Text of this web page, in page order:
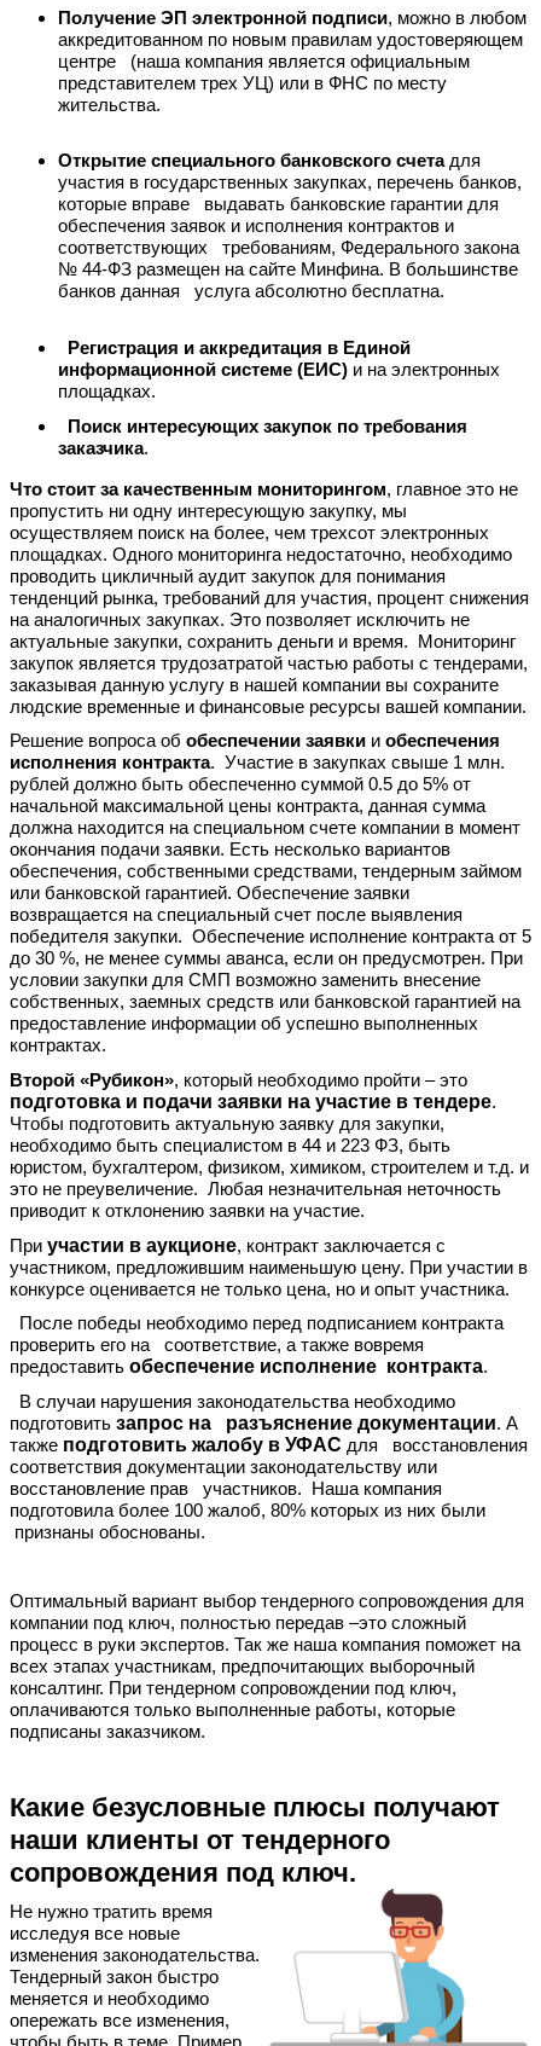
Получение ЭП электронной подписи, можно в любом
аккредитованном по новым правилам удостоверяющем
центре (наша компания является официальным
представителем трех УЦ) или в ФНС по месту
жительства.
Открытие специального банковского счетадля
участия в государственных закупках, перечень банков,
которые вправе выдавать банковские гарантии для
обеспечения заявок и исполнения контрактов и
соответствующих требованиям, Федерального закона
№ 44-ФЗ размещен на сайте Минфина. В большинстве
банков данная услуга абсолютно бесплатна.
Регистрация и аккредитация в Единой
информационной системе (ЕИС) и на электронных
площадках.
Поиск интересующих закупок по требования
заказчика.
Что стоит за качественным мониторингом, главное это не
пропустить ни одну интересующую закупку, мы
осуществляем поиск на более, чем трехсот электронных
площадках. Одного мониторинга недостаточно, необходимо
проводить цикличный аудит закупок для понимания
тенденций рынка, требований для участия, процент снижения
на аналогичных закупках. Это позволяет исключить не
актуальные закупки, сохранить деньги и время. Мониторинг
закупок является трудозатратой частью работы с тендерами,
заказывая данную услугу в нашей компании вы сохраните
людские временные и финансовые ресурсы вашей компании.
Решение вопроса об обеспечении заявки и обеспечения
исполнения контракта. Участие в закупках свыше 1 млн.
рублей должно быть обеспеченно суммой 0.5 до 5% от
начальной максимальной цены контракта, данная сумма
должна находится на специальном счете компании в момент
окончания подачи заявки. Есть несколько вариантов
обеспечения, собственными средствами, тендерным займом
или банковской гарантией. Обеспечение заявки
возвращается на специальный счет после выявления
победителя закупки. Обеспечение исполнение контракта от 5
до 30 %, не менее суммы аванса, если он предусмотрен. При
условии закупки для СМП возможно заменить внесение
собственных, заемных средств или банковской гарантией на
предоставление информации об успешно выполненных
контрактах.
Второй «Рубикон», который необходимо пройти – это
подготовка и подачи заявки на участие в тендере.
Чтобы подготовить актуальную заявку для закупки,
необходимо быть специалистом в 44 и 223 ФЗ, быть
юристом, бухгалтером, физиком, химиком, строителем и т.д. и
это не преувеличение. Любая незначительная неточность
приводит к отклонению заявки на участие.
При участии в аукционе, контракт заключается с
участником, предложившим наименьшую цену. При участии в
конкурсе оценивается не только цена, но и опыт участника.
После победы необходимо перед подписанием контракта
проверить его на соответствие, а также вовремя
предоставить обеспечение исполнение контракта.
В случаи нарушения законодательства необходимо
подготовить запрос на разъяснение документации. А
также подготовить жалобу в УФАС для восстановления
соответствия документации законодательству или
восстановление прав участников. Наша компания
подготовила более 100 жалоб, 80% которых из них были
признаны обоснованы.
Оптимальный вариант выбор тендерного сопровождения для
компании под ключ, полностью передав –это сложный
процесс в руки экспертов. Так же наша компания поможет на
всех этапах участникам, предпочитающих выборочный
консалтинг. При тендерном сопровождении под ключ,
оплачиваются только выполненные работы, которые
подписаны заказчиком.
Какие безусловные плюсы получают
наши клиенты от тендерного
сопровождения под ключ.
Не нужно тратить время
исследуя все новые
изменения законодательства.
Тендерный закон быстро
меняется и необходимо
опережать все изменения,